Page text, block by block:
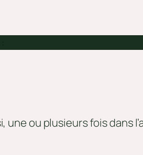
ou plusieurs fois dans